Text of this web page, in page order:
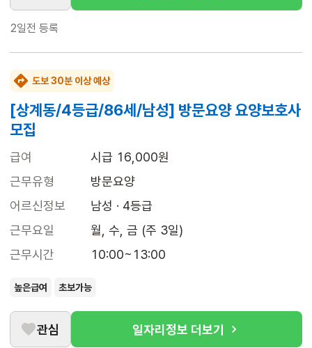
2일전 등록
도보 30분 이상 예상
[상계동/4등급/86세/남성] 방문요양 요양보호사
모집
급여
시급 16,000원
근무유형
방문요양
어르신정보
남성 · 4등급
근무요일
월, 수, 금 (주 3일)
근무시간
10:00~13:00
높은급여 초보가능
관심 일자리정보 더보기